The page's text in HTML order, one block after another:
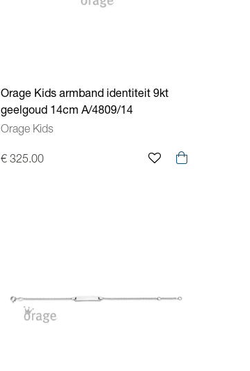
Orage Kids armband identiteit 9kt
geelgoud 14cm A/4809/14
Orage Kids
€ 325.00